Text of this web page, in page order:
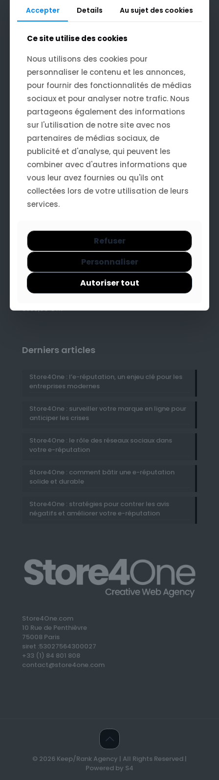
Maintenance Wordpress
Mon compte
Panier
Refonte de sites Ecommerce
Refonte de sites WordPress
Remplissage de base de données produits
SEO
Services
Validation de la commande
Webdesign
Nos services
Intervention technique forfait jour
490,00€ HT
Intervention technique 2h/3h
Intervention technique 1h
130,00
Refonte de site Shopify
Création de logo
500,00
3990,00€ HT
Derniers articles
Store4One : l’e-réputation, un enjeu clé pour les
entreprises modernes
Store4One : surveiller votre marque en ligne pour
anticiper les crises
Store4One : le rôle des réseaux sociaux dans
votre e-réputation
Store4One : comment bâtir une e-réputation
solide et durable
Store4One : stratégies pour contrer les avis
négatifs et améliorer votre e-réputation
Store4One.com
10 Rue de Penthièvre
75008 Paris
siret :53027564300027
+33 (1) 84 801 808
contact@store4one.com
© 2026 Keep/Rank Agency | All Rights Reserved |
Powered by S4
Accepter Details Au sujet des cookies
Ce site utilise des cookies
Nous utilisons des cookies pour
personnaliser le contenu et les annonces,
pour fournir des fonctionnalités de médias
sociaux et pour analyser notre trafic. Nous
partageons également des informations
sur l'utilisation de notre site avec nos
partenaires de médias sociaux, de
publicité et d'analyse, qui peuvent les
combiner avec d'autres informations que
vous leur avez fournies ou qu'ils ont
collectées lors de votre utilisation de leurs
services.
Refuser
Personnaliser
Autoriser tout